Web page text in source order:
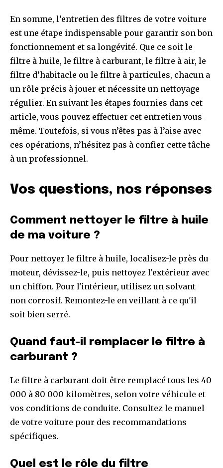
En somme, l’entretien des filtres de votre voiture
est une étape indispensable pour garantir son bon
fonctionnement et sa longévité. Que ce soit le
filtre à huile, le filtre à carburant, le filtre à air, le
filtre d’habitacle ou le filtre à particules, chacun a
un rôle précis à jouer et nécessite un nettoyage
régulier. En suivant les étapes fournies dans cet
article, vous pouvez effectuer cet entretien vous-
même. Toutefois, si vous n’êtes pas à l’aise avec
ces opérations, n’hésitez pas à confier cette tâche
à un professionnel.
Vos questions, nos réponses
Comment nettoyer le filtre à huile
de ma voiture ?
Pour nettoyer le filtre à huile, localisez-le près du
moteur, dévissez-le, puis nettoyez l'extérieur avec
un chiffon. Pour l'intérieur, utilisez un solvant
non corrosif. Remontez-le en veillant à ce qu'il
soit bien serré.
Quand faut-il remplacer le filtre à
carburant ?
Le filtre à carburant doit être remplacé tous les 40
000 à 80 000 kilomètres, selon votre véhicule et
vos conditions de conduite. Consultez le manuel
de votre voiture pour des recommandations
spécifiques.
Quel est le rôle du filtre